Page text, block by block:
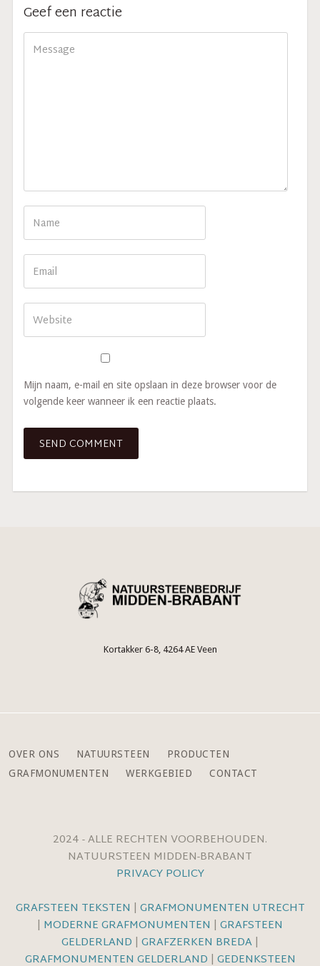
Geef een reactie
Mijn naam, e-mail en site opslaan in deze browser voor de
volgende keer wanneer ik een reactie plaats.
Kortakker 6-8, 4264 AE Veen
OVER ONS NATUURSTEEN
PRODUCTEN
GRAFMONUMENTEN
WERKGEBIED CONTACT
2024 - ALLE RECHTEN VOORBEHOUDEN.
NATUURSTEEN MIDDEN-BRABANT
PRIVACY POLICY
GRAFSTEEN TEKSTEN | GRAFMONUMENTEN UTRECHT
| MODERNE GRAFMONUMENTEN | GRAFSTEEN
GELDERLAND | GRAFZERKEN BREDA|
GRAFMONUMENTEN GELDERLAND | GEDENKSTEEN